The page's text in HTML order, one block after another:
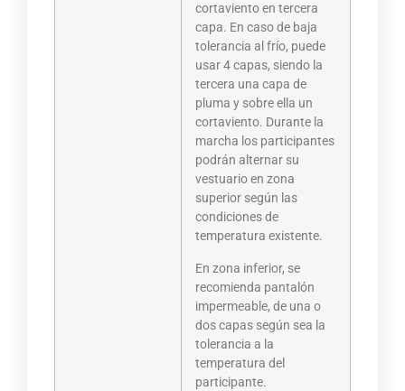
cortaviento en tercera
capa. En caso de baja
tolerancia al frío, puede
usar 4 capas, siendo la
tercera una capa de
pluma y sobre ella un
cortaviento. Durante la
marcha los participantes
podrán alternar su
vestuario en zona
superior según las
condiciones de
temperatura existente.
En zona inferior, se
recomienda pantalón
impermeable, de una o
dos capas según sea la
tolerancia a la
temperatura del
participante.